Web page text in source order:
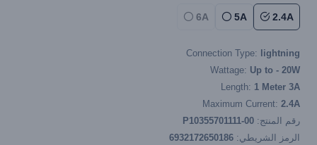
2.4A
5A
6A
Connection Type:
lightning
Wattage: Up to - 20W
Length: 1 Meter 3A
Maximum Current: 2.4A
رقم المنتج: P10355701111-00
الرمز الشريطي: 6932172650186